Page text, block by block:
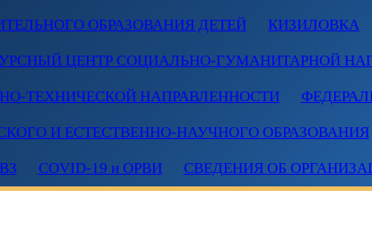
ОБРАЗОВАНИЯ ДЕТЕЙ КИЗИЛОВКА
ЦЕНТР СОЦИАЛЬНО-ГУМАНИТАРНОЙ
ТЕХНИЧЕСКОЙ НАПРАВЛЕННОСТИ
И ЕСТЕСТВЕННО-НАУЧНОГО ОБРАЗОВАНИЯ
COVID-19 и ОРВИ СВЕДЕНИЯ ОБ